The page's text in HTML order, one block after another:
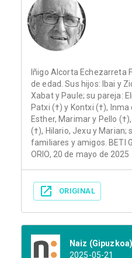
Iñigo Alcorta Echezarreta
de edad. Sus hijos: Ibai y
Xabat y Paule; su pareja:
Patxi (†) y Kontxi (†), Inma
Esther, Marimar y Pello
(†), Hilario, Jexu y Marian;
familiares y amigos. BETI
ORIO, 20 de mayo de 2025
ORIGINAL
Naiz (Gipuzkoa)
2025-05-21